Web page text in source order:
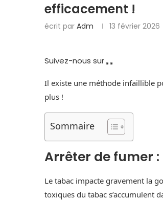
efficacement !
écrit par Adm 13 février 2026
Suivez-nous sur
Il existe une méthode infaillible
plus !
Sommaire
Arrêter de fumer
Le tabac impacte gravement la
toxiques du tabac s’accumulent